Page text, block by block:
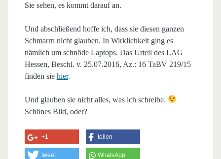
Sie sehen, es kommt darauf an.
Und abschließend hoffe ich, dass sie diesen ganzen
Schmarrn nicht glauben. In Wirklichkeit ging es
nämlich um schnöde Laptops. Das Urteil des LAG
Hessen, Beschl. v. 25.07.2016, Az.: 16 TaBV 219/15
finden sie hier.
Und glauben sie nicht alles, was ich schreibe.
Schönes Bild, oder?
+1 teilen
tweet WhatsApp